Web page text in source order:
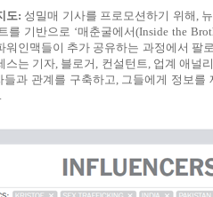
도: 성밀매 기사를 프로모션하기 위해 ,
를 기반으로 ‘매춘굴에서(Inside the
워인맥들이 추가 공유하는 과정에서 팔
스는 기자, 블로거 , 컨설턴트, 업계 애널
들과 관계를 구축하고, 그들에게 정보를
.